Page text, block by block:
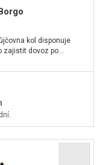
kol disponuje
zajistit dovoz po…